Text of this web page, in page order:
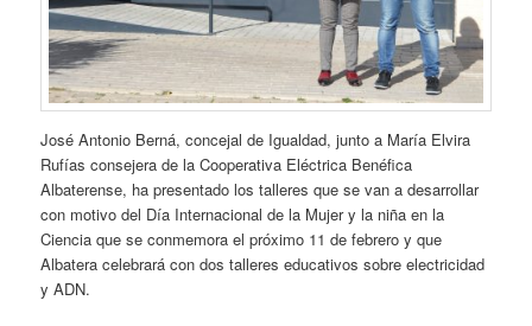
José Antonio Berná, concejal de Igualdad, junto a María Elvira
Rufías consejera de la Cooperativa Eléctrica Benéfica
Albaterense, ha presentado los talleres que se van a desarrollar
con motivo del Día Internacional de la Mujer y la niña en la
Ciencia que se conmemora el próximo 11 de febrero y que
Albatera celebrará con dos talleres educativos sobre electricidad
y ADN.